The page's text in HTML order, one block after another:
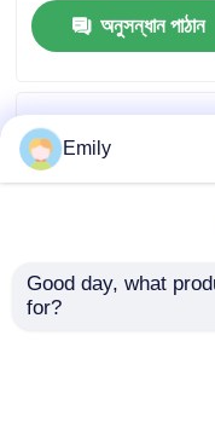
গুণমান নিয়ন্ত্রণ
আমাদের সাথে যোগাযোগ
খবর
অনুসন্ধান পাঠান
Emily
Good day, what
for?